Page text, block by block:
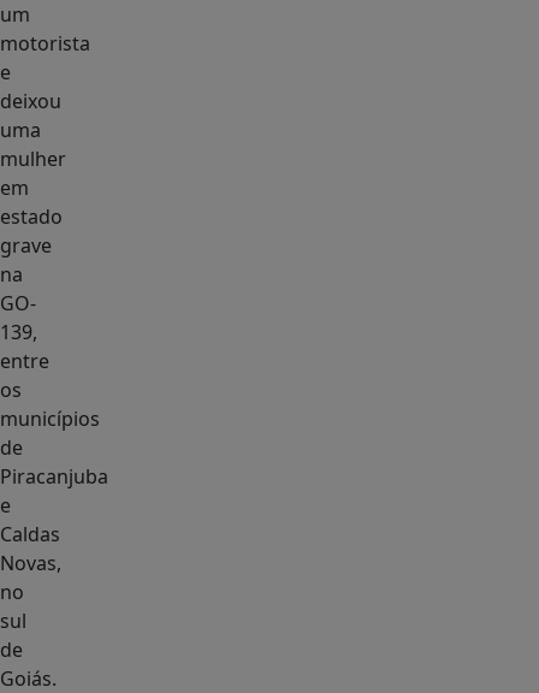
um
motorista
e
deixou
uma
mulher
em
estado
grave
na
GO-
139,
entre
os
municípios
de
Piracanjuba
e
Caldas
Novas,
no
sul
de
Goiás.